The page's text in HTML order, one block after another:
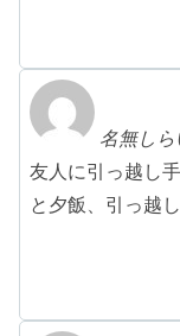
名無しら
友人に引っ越し
と夕飯、引っ越